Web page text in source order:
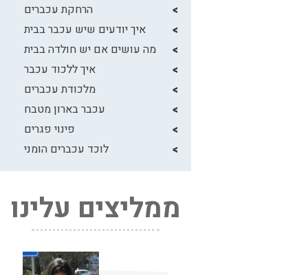
הרחקת עכברים
איך יודעים שיש עכבר בבית
מה עושים אם יש חולדה בבית
איך ללכוד עכבר
מלכודת עכברים
עכבר בארון מטבח
פינוי פגרים
לוכד עכברים הומני
ממליצים עלינו